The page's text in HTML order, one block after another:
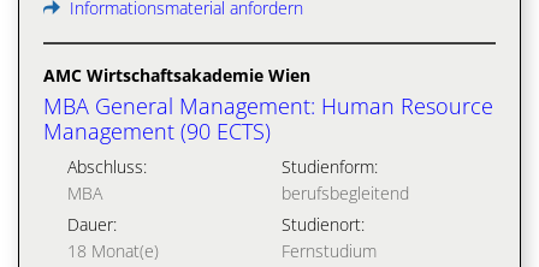
Informationsmaterial anfordern
AMC Wirtschaftsakademie Wien
MBA General Management: Human Resource
Management (90 ECTS)
Abschluss:
MBA
Studienform:
berufsbegleitend
Dauer:
18 Monat(e)
Studienort:
Fernstudium